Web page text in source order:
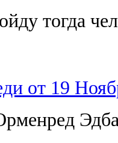
тогда
от 19